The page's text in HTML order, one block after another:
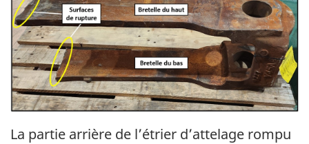
La partie arrière de l’étrier d’attelage rompu